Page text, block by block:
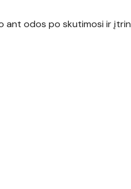
ant odos po skutimosi ir